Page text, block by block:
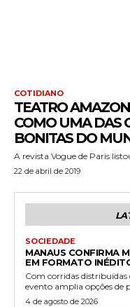
COTIDIANO
TEATRO
COMO UMA DAS
BONITAS DO
A revista Vogue de Paris
22 de abril de 2019
SOCIEDADE
MANAUS CONFIRMA
EM FORMATO
Com corridas distribuídas
evento amplia opções de
4 de agosto de 2026